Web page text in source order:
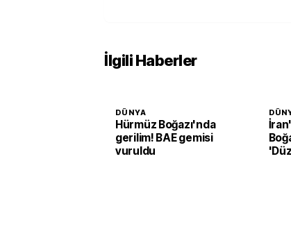
İlgili Haberler
DÜNYA
Hürmüz Boğazı'nda
gerilim! BAE gemisi
vuruldu